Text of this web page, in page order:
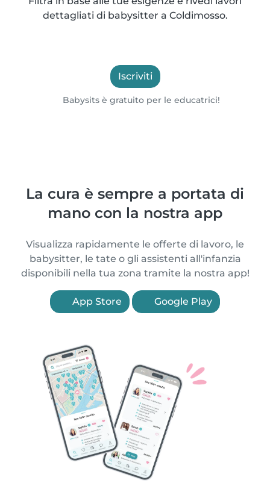
dettagliati di babysitter a Coldimosso.
Iscriviti
Babysits è gratuito per le educatrici!
La cura è sempre a portata di
mano con la nostra app
Visualizza rapidamente le offerte di lavoro, le
babysitter, le tate o gli assistenti all'infanzia
disponibili nella tua zona tramite la nostra app!
App Store Google Play